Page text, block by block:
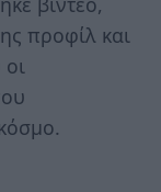
προφίλ και